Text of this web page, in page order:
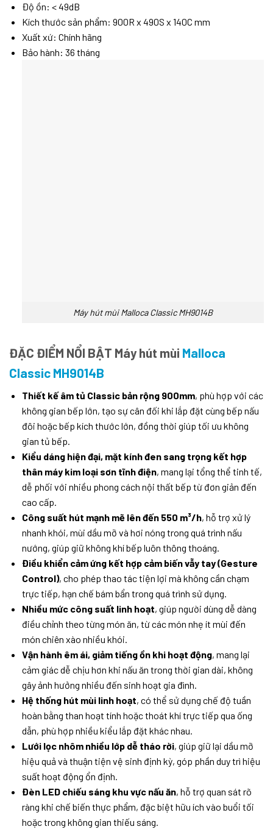
Độ ồn: < 49dB
Kích thước sản phẩm: 900R x 490S x 140C mm
Xuất xứ: Chính hãng
Bảo hành: 36 tháng
Máy hút mùi Malloca Classic MH9014B
ĐẶC ĐIỂM NỔI BẬT Máy hút mùi Malloca
Classic MH9014B
Thiết kế âm tủ Classic bản rộng 900mm, phù hợp với các
không gian bếp lớn, tạo sự cân đối khi lắp đặt cùng bếp nấu
đôi hoặc bếp kích thước lớn, đồng thời giúp tối ưu không
gian tủ bếp.
Kiểu dáng hiện đại, mặt kính đen sang trọng kết hợp
thân máy kim loại sơn tĩnh điện, mang lại tổng thể tinh tế,
dễ phối với nhiều phong cách nội thất bếp từ đơn giản đến
cao cấp.
Công suất hút mạnh mẽ lên đến 550 m³/h, hỗ trợ xử lý
nhanh khói, mùi dầu mỡ và hơi nóng trong quá trình nấu
nướng, giúp giữ không khí bếp luôn thông thoáng.
Điều khiển cảm ứng kết hợp cảm biến vẫy tay (Gesture
Control), cho phép thao tác tiện lợi mà không cần chạm
trực tiếp, hạn chế bám bẩn trong quá trình sử dụng.
Nhiều mức công suất linh hoạt, giúp người dùng dễ dàng
điều chỉnh theo từng món ăn, từ các món nhẹ ít mùi đến
món chiên xào nhiều khói.
Vận hành êm ái, giảm tiếng ồn khi hoạt động, mang lại
cảm giác dễ chịu hơn khi nấu ăn trong thời gian dài, không
gây ảnh hưởng nhiều đến sinh hoạt gia đình.
Hệ thống hút mùi linh hoạt, có thể sử dụng chế độ tuần
hoàn bằng than hoạt tính hoặc thoát khí trực tiếp qua ống
dẫn, phù hợp nhiều kiểu lắp đặt khác nhau.
Lưới lọc nhôm nhiều lớp dễ tháo rời, giúp giữ lại dầu mỡ
hiệu quả và thuận tiện vệ sinh định kỳ, góp phần duy trì hiệu
suất hoạt động ổn định.
Đèn LED chiếu sáng khu vực nấu ăn, hỗ trợ quan sát rõ
ràng khi chế biến thực phẩm, đặc biệt hữu ích vào buổi tối
hoặc trong không gian thiếu sáng.